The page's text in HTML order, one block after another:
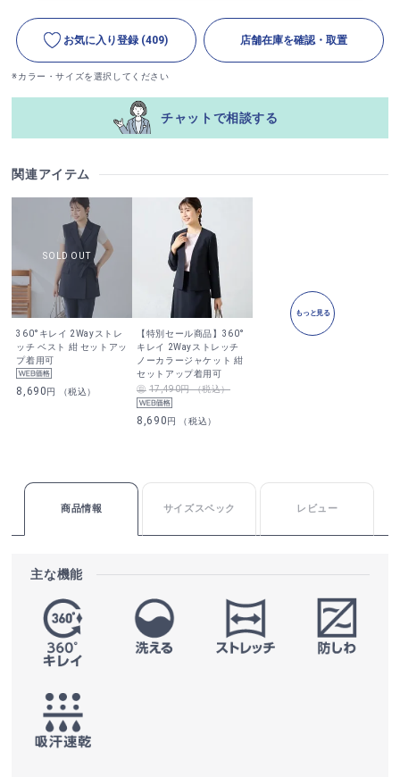
お気に入り登録 (409) 店舗在庫を確認・取置
※カラー・サイズを選択してください
チャットで相談する
関連アイテム
360°キレイ 2Wayストレ
ッチ ベスト 紺 セットアッ
プ着用可
8,690円 （税込）
【特別セール商品】360°
キレイ 2Wayストレッチ
ノーカラージャケット 紺
セットアップ着用可
17,490円 （税込）
8,690円 （税込）
もっと見る
商品情報 サイズスペック レビュー
主な機能